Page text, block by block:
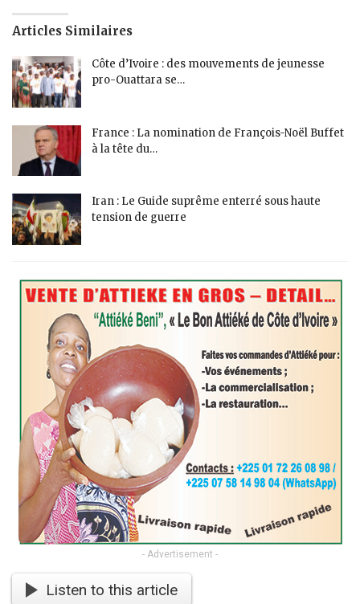
Articles Similaires
Côte d’Ivoire : des mouvements de jeunesse
pro-Ouattara se…
France : La nomination de François-Noël Buffet
à la tête du…
Iran : Le Guide suprême enterré sous haute
tension de guerre
- Advertisement -
Listen to this article